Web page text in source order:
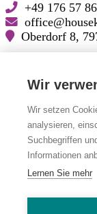
+49 176 57
Oberdorf 8,
Folge uns auf
Facebook
LinkedIn
Instagram
Wir
Wir setzen
analysieren,
Suchbegriffen
Informationen
Lernen Sie mehr